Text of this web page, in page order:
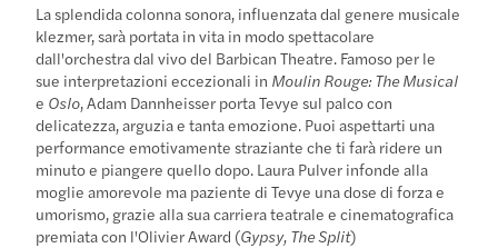
La splendida colonna sonora, influenzata dal genere musicale
klezmer, sarà portata in vita in modo spettacolare
dall'orchestra dal vivo del Barbican Theatre. Famoso per le
sue interpretazioni eccezionali in Moulin Rouge: The Musical
e Oslo, Adam Dannheisser porta Tevye sul palco con
delicatezza, arguzia e tanta emozione. Puoi aspettarti una
performance emotivamente straziante che ti farà ridere un
minuto e piangere quello dopo. Laura Pulver infonde alla
moglie amorevole ma paziente di Tevye una dose di forza e
umorismo, grazie alla sua carriera teatrale e cinematografica
premiata con l'Olivier Award (Gypsy, The Split)